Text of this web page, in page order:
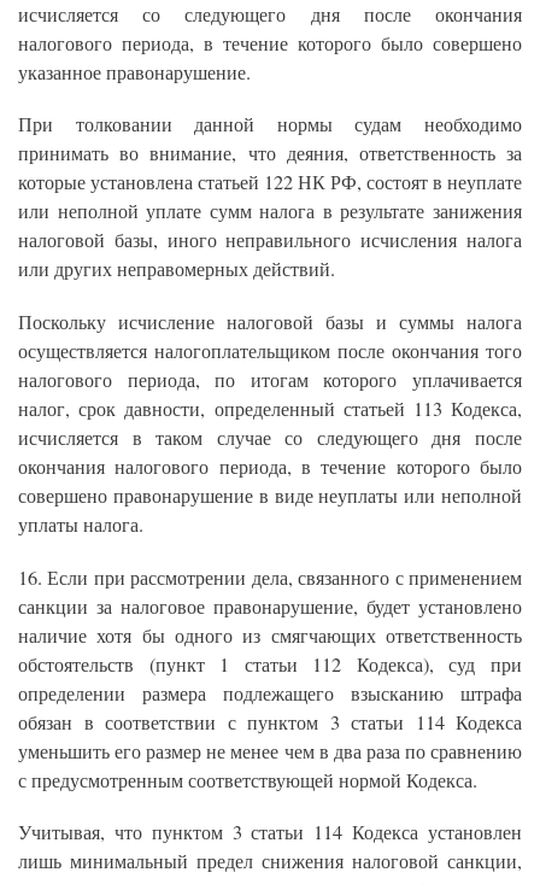
исчисляется со следующего дня после окончания
налогового периода, в течение которого было совершено
указанное правонарушение.
При толковании данной нормы судам необходимо
принимать во внимание, что деяния, ответственность за
которые установлена статьей 122 НК РФ, состоят в неуплате
или неполной уплате сумм налога в результате занижения
налоговой базы, иного неправильного исчисления налога
или других неправомерных действий.
Поскольку исчисление налоговой базы и суммы налога
осуществляется налогоплательщиком после окончания того
налогового периода, по итогам которого уплачивается
налог, срок давности, определенный статьей 113 Кодекса,
исчисляется в таком случае со следующего дня после
окончания налогового периода, в течение которого было
совершено правонарушение в виде неуплаты или неполной
уплаты налога.
16. Если при рассмотрении дела, связанного с применением
санкции за налоговое правонарушение, будет установлено
наличие хотя бы одного из смягчающих ответственность
обстоятельств (пункт 1 статьи 112 Кодекса), суд при
определении размера подлежащего взысканию штрафа
обязан в соответствии с пунктом 3 статьи 114 Кодекса
уменьшить его размер не менее чем в два раза по сравнению
с предусмотренным соответствующей нормой Кодекса.
Учитывая, что пунктом 3 статьи 114 Кодекса установлен
лишь минимальный предел снижения налоговой санкции,